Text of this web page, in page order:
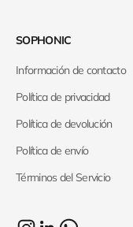
SOPHONIC
Información de contacto
Política de privacidad
Política de devolución
Política de envío
Términos del Servicio